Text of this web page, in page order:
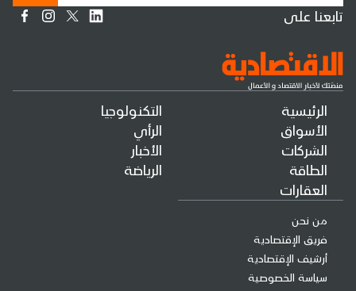
الرئيسية
الأسواق
الشركات
الطاقة
العقارات
التكنولوجيا
الرأي
الأخبار
الرياضة
من نحن
فريق الإقتصادية
أرشيف الإقتصادية
سياسة الخصوصية
تابعنا على